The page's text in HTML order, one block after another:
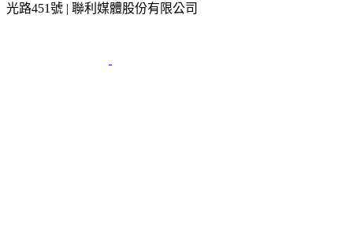
光路451號 | 聯利媒體股份有限公司